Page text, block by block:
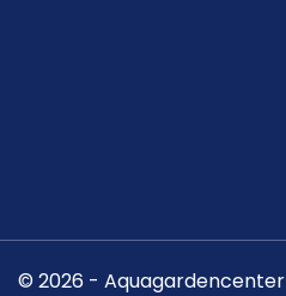
© 2026 - Aquagardencenter